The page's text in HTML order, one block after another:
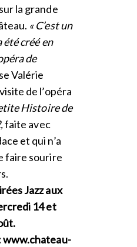
la grande
« C’est un
été créé en
de
Valérie
de l’opéra
Histoire de
faite avec
et qui n’a
faire sourire
Jazz aux
14 et
www.chateau-